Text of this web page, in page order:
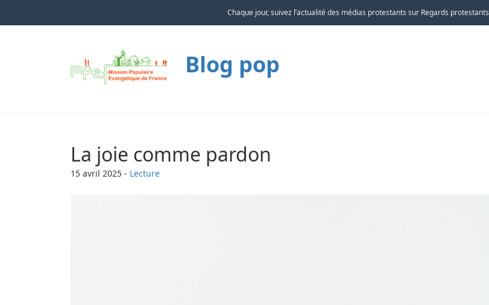
Blog pop
La joie comme pardon
15 avril 2025 - Lecture
Chaque jour, suivez l’actualité des médias protestants sur Regards protestants